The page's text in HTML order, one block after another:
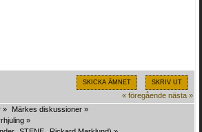
SKICKA ÄMNET SKRIV UT
« föregående nästa »
» Märkes diskussioner »
»